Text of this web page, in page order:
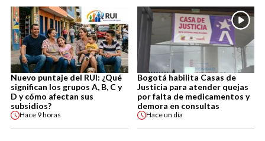
Nuevo puntaje del RUI: ¿Qué
significan los grupos A, B, C y
D y cómo afectan sus
subsidios?
Hace 9 horas
Bogotá habilita Casas de
Justicia para atender quejas
por falta de medicamentos y
demora en consultas
Haceun día